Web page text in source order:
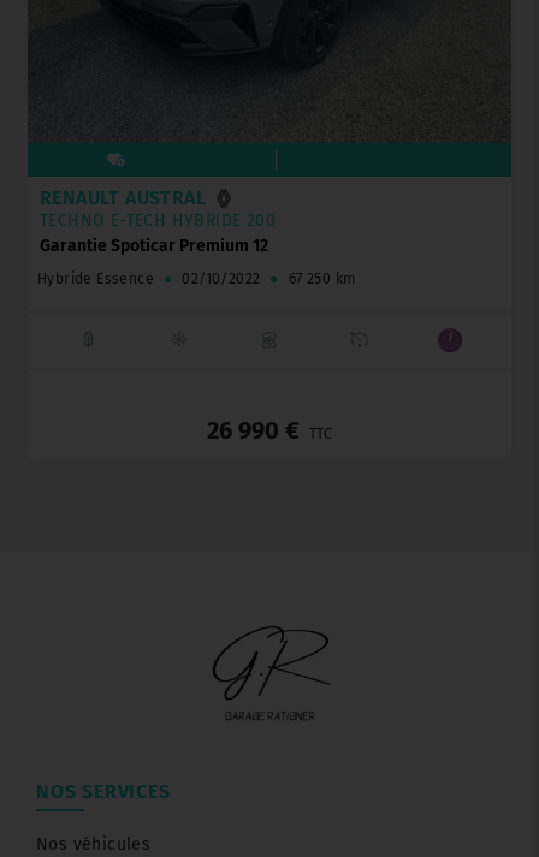
RENAULT AUSTRAL
TECHNO E-TECH HYBRIDE 200
Garantie Spoticar Premium 12
Hybride Essence ● 02/10/2022 ● 67 250 km
26 990 € TTC
NOS SERVICES
Nos véhicules